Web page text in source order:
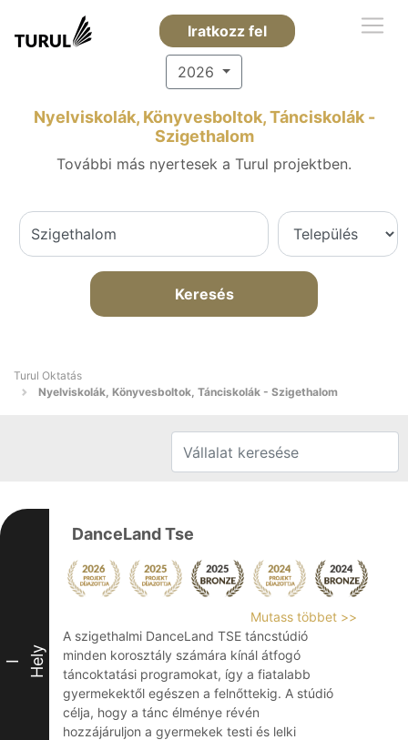
Iratkozz fel
2026
Nyelviskolák, Könyvesboltok, Tánciskolák -
Szigethalom
További más nyertesek a Turul projektben.
Keresés
Turul Oktatás
Nyelviskolák, Könyvesboltok, Tánciskolák - Szigethalom
I Hely
DanceLand Tse
Mutass többet >>
A szigethalmi DanceLand TSE táncstúdió
minden korosztály számára kínál átfogó
táncoktatási programokat, így a fiatalabb
gyermekektől egészen a felnőttekig. A stúdió
célja, hogy a tánc élménye révén
hozzájáruljon a gyermekek testi és lelki